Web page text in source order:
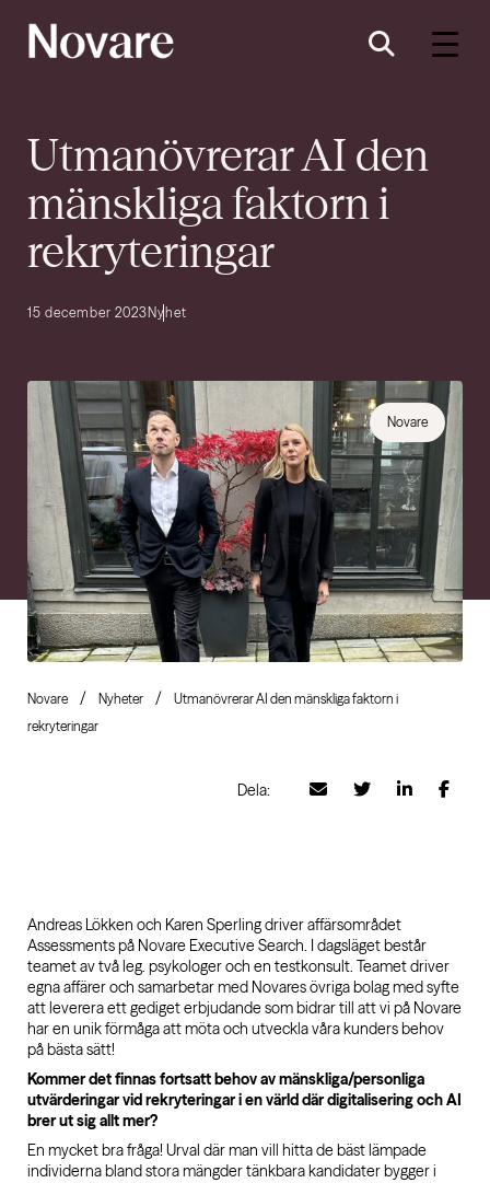
Utmanövrerar AI den
mänskliga faktorn i
rekryteringar
15 december 2023Nyhet
Novare
Novare Nyheter
Utmanövrerar AI den mänskliga faktorn i
rekryteringar
Dela:
Andreas Lökken och Karen Sperling driver affärsområdet
Assessments på Novare Executive Search. I dagsläget består
teamet av två leg. psykologer och en testkonsult. Teamet driver
egna affärer och samarbetar med Novares övriga bolag med syfte
att leverera ett gediget erbjudande som bidrar till att vi på Novare
har en unik förmåga att möta och utveckla våra kunders behov
på bästa sätt!
Kommer det finnas fortsatt behov av mänskliga/personliga
utvärderingar vid rekryteringar i en värld där digitalisering och AI
brer ut sig allt mer?
En mycket bra fråga! Urval där man vill hitta de bäst lämpade
individerna bland stora mängder tänkbara kandidater bygger i